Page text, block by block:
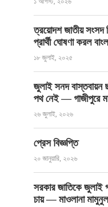
ত্রয়োদশ জাতীয় সংসদ
প্রার্থী ঘোষণা করল
১৮ জুলাই, ২০২৫
জুলাই সনদ বাস্তবায়ন
পথ নেই — গাজীপুরে
২৬ জুলাই, ২০২৬
প্রেস বিজ্ঞপ্তি
২০ জানুয়ারি, ২০২৬
সরকার জাতিকে জুলাই
চায় — মাওলানা